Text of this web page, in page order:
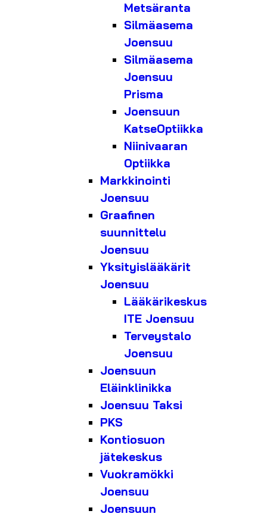
Metsäranta
Silmäasema
Joensuu
Silmäasema
Joensuu
Prisma
Joensuun
KatseOptiikka
Niinivaaran
Optiikka
Markkinointi
Joensuu
Graafinen
suunnittelu
Joensuu
Yksityislääkärit
Joensuu
Lääkärikeskus
ITE Joensuu
Terveystalo
Joensuu
Joensuun
Eläinklinikka
Joensuu Taksi
PKS
Kontiosuon
jätekeskus
Vuokramökki
Joensuu
Joensuun